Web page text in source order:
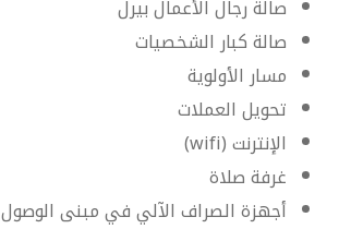
صالة رجال الأعمال بيرل
صالة كبار الشخصيات
مسار الأولوية
تحويل العملات
الإنترنت (wifi)
غرفة صلاة
أجهزة الصراف الآلي في مبنى الوصول